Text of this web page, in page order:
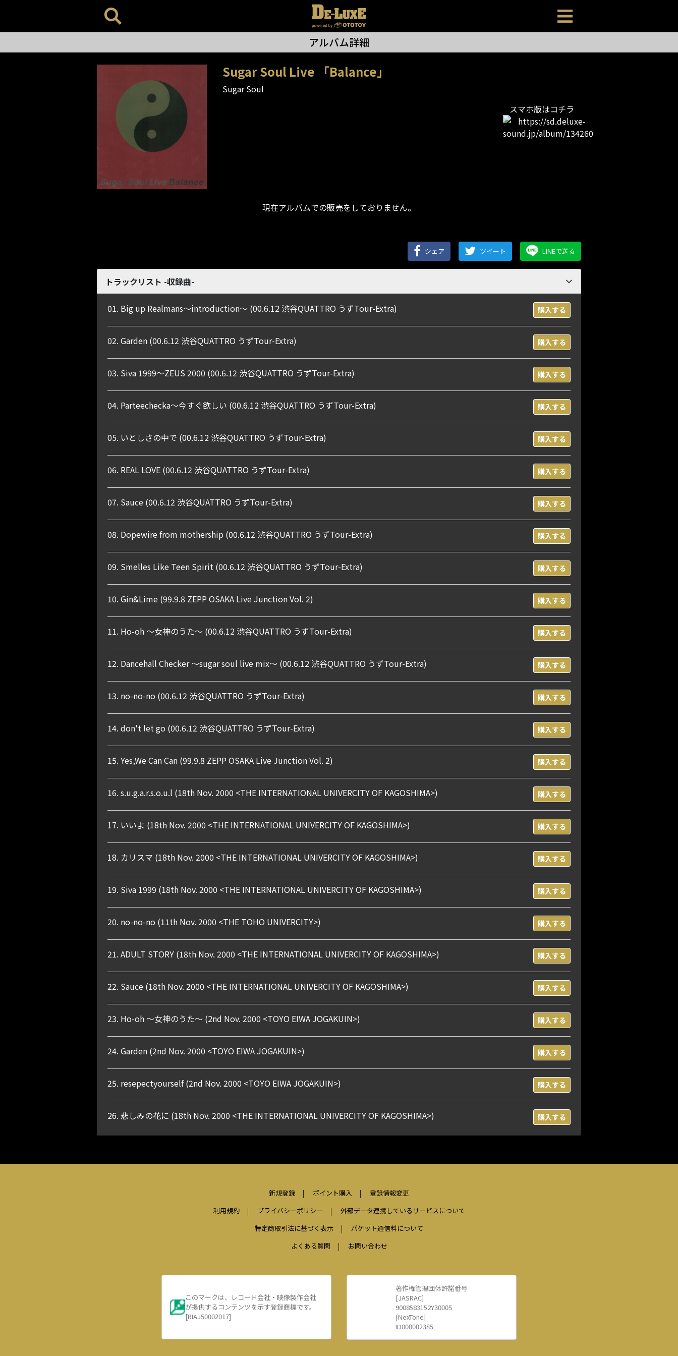
アルバム詳細
Sugar Soul Live 「Balance」
Sugar Soul
スマホ版はコチラ
現在アルバムでの販売をしておりません。
シェア ツイート LINEで送る
トラックリスト -収録曲-
01. Big up Realmans〜introduction〜 (00.6.12 渋谷QUATTRO うずTour-Extra) 購入する
02. Garden (00.6.12 渋谷QUATTRO うずTour-Extra) 購入する
03. Siva 1999〜ZEUS 2000 (00.6.12 渋谷QUATTRO うずTour-Extra) 購入する
04. Parteechecka〜今すぐ欲しい (00.6.12 渋谷QUATTRO うずTour-Extra) 購入する
05. いとしさの中で (00.6.12 渋谷QUATTRO うずTour-Extra) 購入する
06. REAL LOVE (00.6.12 渋谷QUATTRO うずTour-Extra) 購入する
07. Sauce (00.6.12 渋谷QUATTRO うずTour-Extra) 購入する
08. Dopewire from mothership (00.6.12 渋谷QUATTRO うずTour-Extra) 購入する
09. Smelles Like Teen Spirit (00.6.12 渋谷QUATTRO うずTour-Extra) 購入する
10. Gin&Lime (99.9.8 ZEPP OSAKA Live Junction Vol. 2) 購入する
11. Ho-oh 〜女神のうた〜 (00.6.12 渋谷QUATTRO うずTour-Extra) 購入する
12. Dancehall Checker 〜sugar soul live mix〜 (00.6.12 渋谷QUATTRO うずTour-Extra) 購入する
13. no-no-no (00.6.12 渋谷QUATTRO うずTour-Extra) 購入する
14. don't let go (00.6.12 渋谷QUATTRO うずTour-Extra) 購入する
15. Yes,We Can Can (99.9.8 ZEPP OSAKA Live Junction Vol. 2) 購入する
16. s.u.g.a.r.s.o.u.l (18th Nov. 2000 <THE INTERNATIONAL UNIVERCITY OF KAGOSHIMA>) 購入する
17. いいよ (18th Nov. 2000 <THE INTERNATIONAL UNIVERCITY OF KAGOSHIMA>) 購入する
18. カリスマ (18th Nov. 2000 <THE INTERNATIONAL UNIVERCITY OF KAGOSHIMA>) 購入する
19. Siva 1999 (18th Nov. 2000 <THE INTERNATIONAL UNIVERCITY OF KAGOSHIMA>) 購入する
20. no-no-no (11th Nov. 2000 <THE TOHO UNIVERCITY>) 購入する
21. ADULT STORY (18th Nov. 2000 <THE INTERNATIONAL UNIVERCITY OF KAGOSHIMA>) 購入する
22. Sauce (18th Nov. 2000 <THE INTERNATIONAL UNIVERCITY OF KAGOSHIMA>) 購入する
23. Ho-oh 〜女神のうた〜 (2nd Nov. 2000 <TOYO EIWA JOGAKUIN>) 購入する
24. Garden (2nd Nov. 2000 <TOYO EIWA JOGAKUIN>) 購入する
25. resepectyourself (2nd Nov. 2000 <TOYO EIWA JOGAKUIN>) 購入する
26. 悲しみの花に (18th Nov. 2000 <THE INTERNATIONAL UNIVERCITY OF KAGOSHIMA>) 購入する
新規登録 ポイント購入
登録情報変更
利用規約
プライバシーポリシー
外部データ連携しているサービスについて
特定商取引法に基づく表示
パケット通信料について
よくある質問
お問い合わせ
このマークは、レコード会社・映像製作会社
が提供するコンテンツを示す登録商標です。
[RIAJ50002017]
著作権管理団体許諾番号
[JASRAC]
9008583152Y30005
[NexTone]
ID000002385